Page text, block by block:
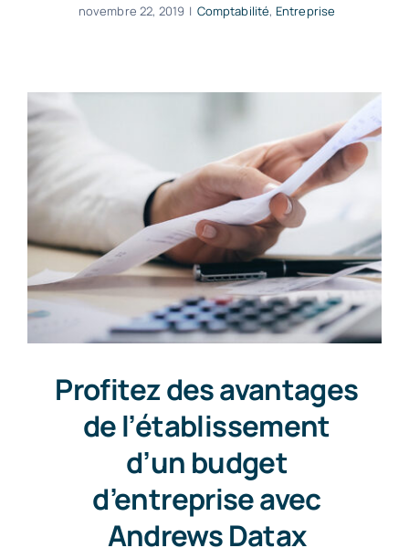
novembre 22, 2019 | Comptabilité, Entreprise
Profitez des avantages
de l’établissement
d’un budget
d’entreprise avec
Andrews Datax